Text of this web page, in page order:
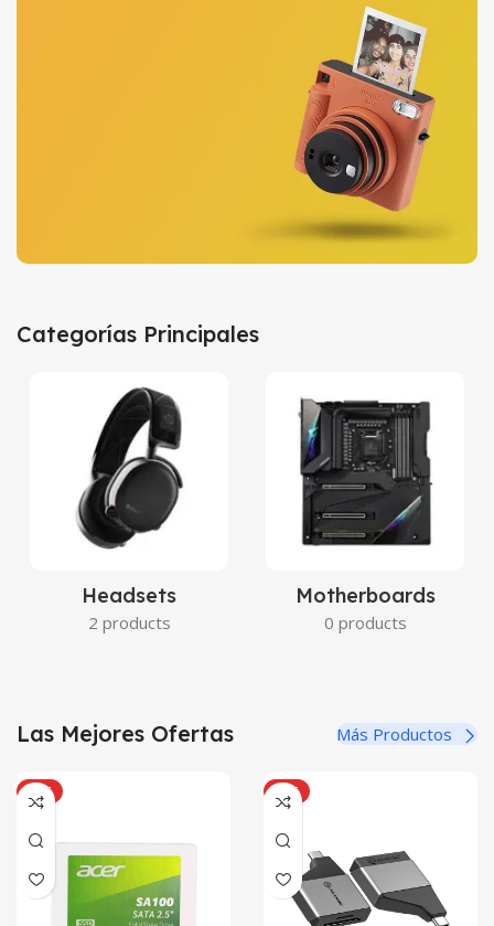
+ Papel fotográfico de regalo
Categorías Principales
Headsets
2 products
Motherboards
0 products
Las Mejores Ofertas Más Productos
HOT HOT